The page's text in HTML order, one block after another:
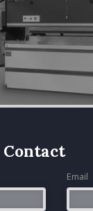
Contact
Email